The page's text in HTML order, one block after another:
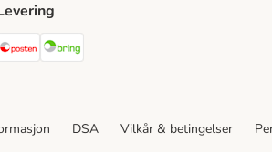
Method
Posten Shipping Method
DSA Vilkår & betingelser